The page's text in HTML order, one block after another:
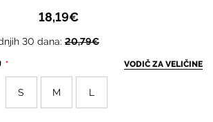
18,19€
30 dana: 20,79€
VODIČ ZA VELIČINE
S M L